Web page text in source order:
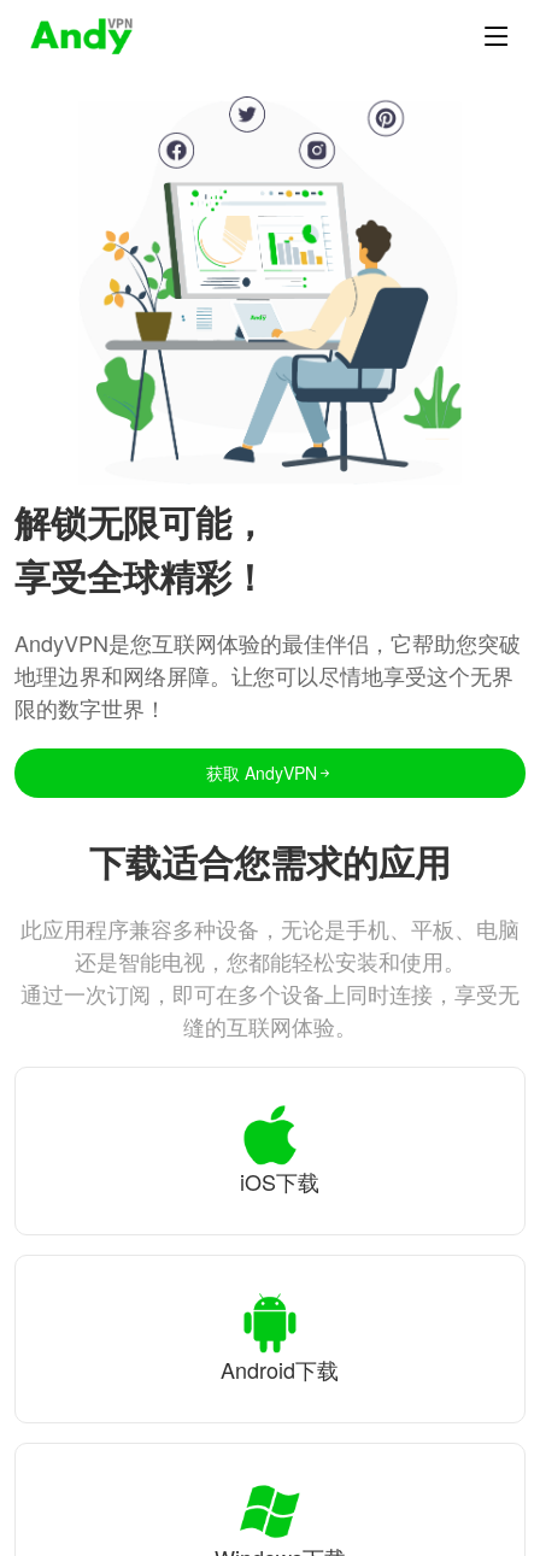
解锁无限可能，
享受全球精彩！
AndyVPN是您互联网体验的最佳伴侣，它帮助您突破
地理边界和网络屏障。让您可以尽情地享受这个无界
限的数字世界！
获取 AndyVPN
下载适合您需求的应用
此应用程序兼容多种设备，无论是手机、平板、电脑
还是智能电视，您都能轻松安装和使用。
通过一次订阅，即可在多个设备上同时连接，享受无
缝的互联网体验。
iOS下载
Android下载